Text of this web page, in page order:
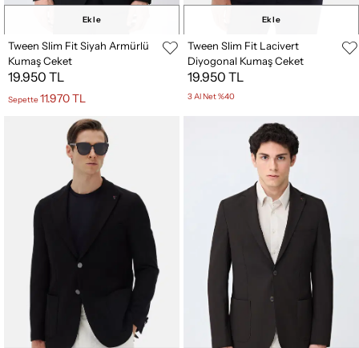
Ekle
Tween Slim Fit Siyah Armürlü
Kumaş Ceket
19.950 TL
Sepette 11.970 TL
Ekle
Tween Slim Fit Lacivert
Diyogonal Kumaş Ceket
19.950 TL
3 Al Net %40